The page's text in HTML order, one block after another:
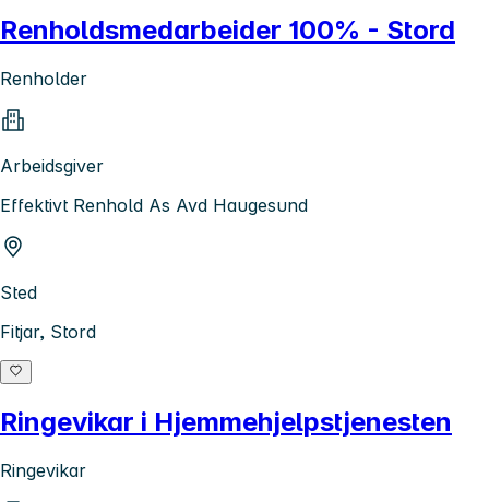
Renholdsmedarbeider 100% - Stord
Renholder
Arbeidsgiver
Effektivt Renhold As Avd Haugesund
Sted
Fitjar, Stord
Ringevikar i Hjemmehjelpstjenesten
Ringevikar